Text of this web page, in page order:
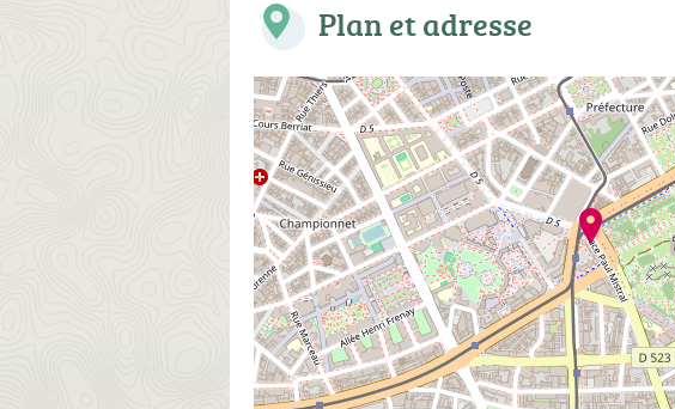
Plan et adresse